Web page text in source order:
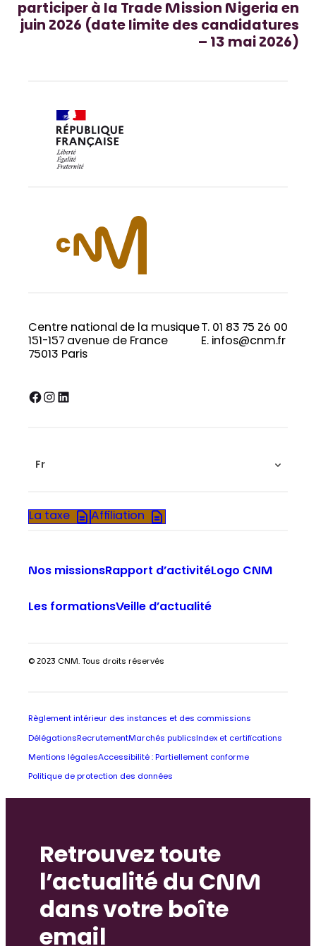
participer à la Trade Mission Nigeria en
juin 2026 (date limite des candidatures
– 13 mai 2026)
Centre national de la musique
151-157 avenue de France
75013 Paris
T. 01 83 75 26 00
E. infos@cnm.fr
Facebook InstagramLinkedIn
Fr
La taxe Affiliation
Nos missionsRapport d’activitéLogo CNM
Les formationsVeille d’actualité
© 2023 CNM. Tous droits réservés
Règlement intérieur des instances et des commissions
Délégations RecrutementMarchés publics Index et certifications
Mentions légalesAccessibilité : Partiellement conforme
Politique de protection des données
Retrouvez toute
l’actualité du CNM
dans votre boîte
email